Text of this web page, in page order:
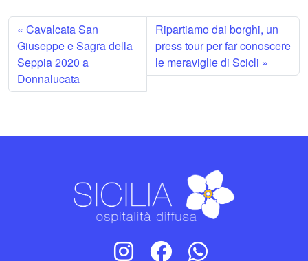
Cavalcata San
Giuseppe e Sagra della
Seppia 2020 a
Donnalucata
Ripartiamo dai borghi, un
press tour per far conoscere
le meraviglie di Scicli